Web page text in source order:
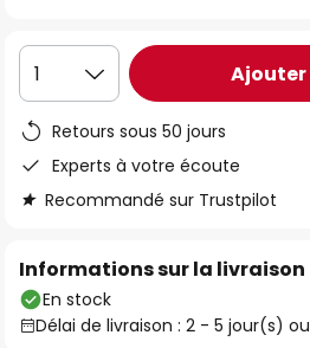
1 Ajouter
Retours sous 50 jours
Experts à votre écoute
Recommandé sur Trustpilot
Informations sur la livraison
En stock
Délai de livraison : 2 - 5 jour(s)